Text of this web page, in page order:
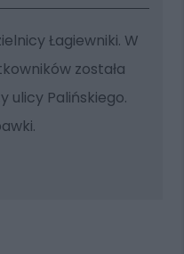
Łagiewniki. W
została
ulicy Palińskiego.